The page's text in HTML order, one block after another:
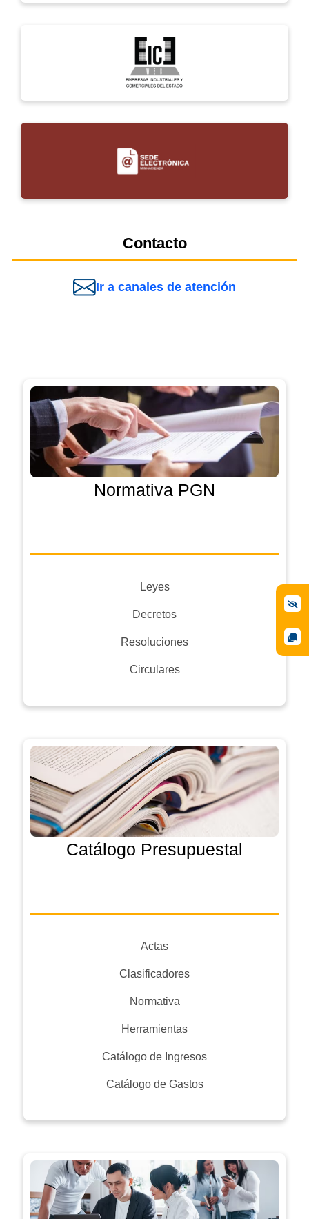
Contacto
Ir a canales de atención
Normativa PGN
Leyes
Decretos
Resoluciones
Circulares
Catálogo Presupuestal
Actas
Clasificadores
Normativa
Herramientas
Catálogo de Ingresos
Catálogo de Gastos